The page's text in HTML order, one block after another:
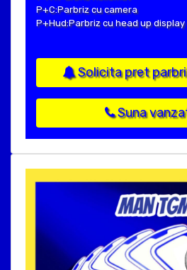
P+C:Parbriz cu camera
P+Hud:Parbriz cu head up display
Solicita pret
Suna